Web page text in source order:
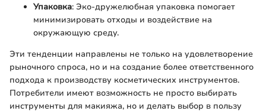
Упаковка: Эко-дружелюбная упаковка помогает
минимизировать отходы и воздействие на
окружающую среду.
Эти тенденции направлены не только на удовлетворение
рыночного спроса, но и на создание более ответственного
подхода к производству косметических инструментов.
Потребители имеют возможность не просто выбирать
инструменты для макияжа, но и делать выбор в пользу